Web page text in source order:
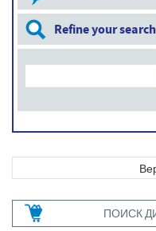
Refine your search
ПОИСК